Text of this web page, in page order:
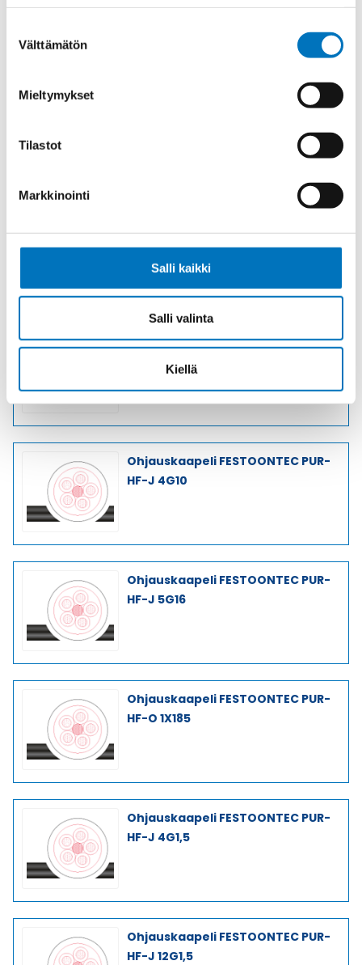
valinta
Välttämätön
Mieltymykset
Tilastot
Markkinointi
Salli kaikki
Salli valinta
Kiellä
HF-J 4G35
Ohjauskaapeli FESTOONTEC PUR-
HF-J 4G6,0
Ohjauskaapeli FESTOONTEC PUR-
HF-J 5G6,0
Ohjauskaapeli FESTOONTEC PUR-
HF-J 4G10
Ohjauskaapeli FESTOONTEC PUR-
HF-J 5G16
Ohjauskaapeli FESTOONTEC PUR-
HF-O 1X185
Ohjauskaapeli FESTOONTEC PUR-
HF-J 4G1,5
Ohjauskaapeli FESTOONTEC PUR-
HF-J 12G1,5